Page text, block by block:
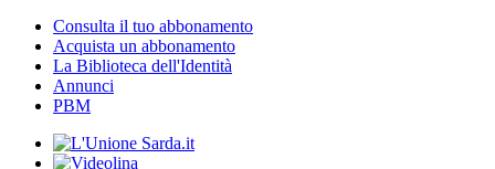
Consulta il tuo abbonamento
Acquista un abbonamento
La Biblioteca dell'Identità
Annunci
PBM